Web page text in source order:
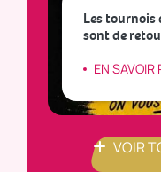
Les tournois
sont de
EN SAVOIR
VOIR